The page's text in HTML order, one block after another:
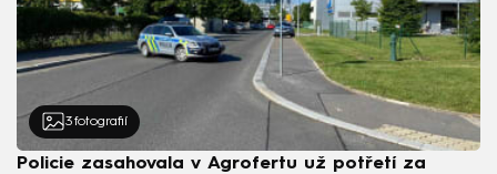
3 fotografií
Policie zasahovala v Agrofertu už potřetí za